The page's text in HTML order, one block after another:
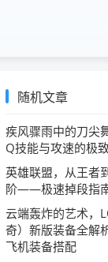
随机文章
疾风骤雨中的刀尖
Q技能与攻速的极
英雄联盟，从王者
阶——极速掉段指
云端轰炸的艺术，
奇）新版装备全解
飞机装备搭配